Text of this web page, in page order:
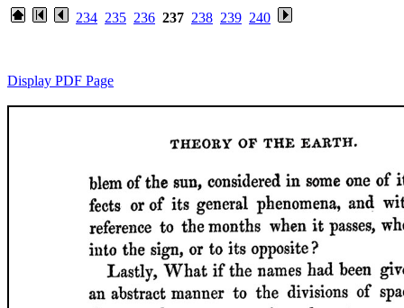
234 235 236 237 238 239 240
Display PDF Page